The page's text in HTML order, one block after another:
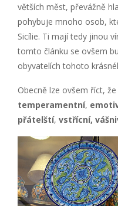
větších měst, převážně
pohybuje mnoho osob,
Sicílie. Ti mají tedy jinou
tomto článku se ovšem
obyvatelích tohoto
Obecně lze ovšem říct,
temperamentní,
přátelští, vstřícní,